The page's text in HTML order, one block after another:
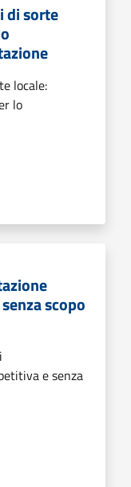
di sorte
locale:
lo
scopo
e senza